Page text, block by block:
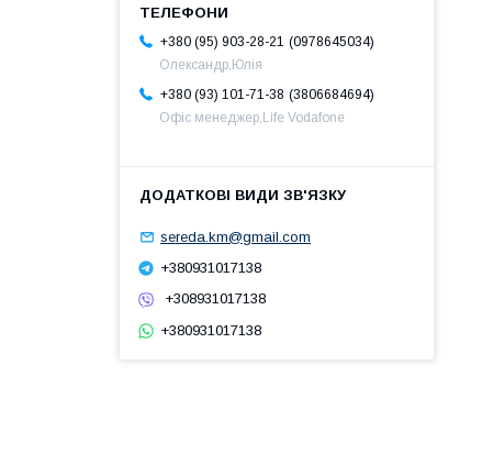
+380 (95) 903-28-21
0978645034
Олександр,Юлія
+380 (93) 101-71-38
3806684694
Офіс менеджер,Life Vodafone
sereda.km@gmail.com
+380931017138
+308931017138
+380931017138